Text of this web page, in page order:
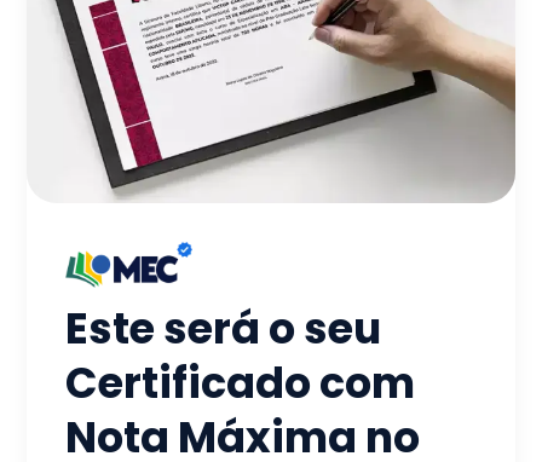
Este será o seu
Certificado com
Nota Máxima no